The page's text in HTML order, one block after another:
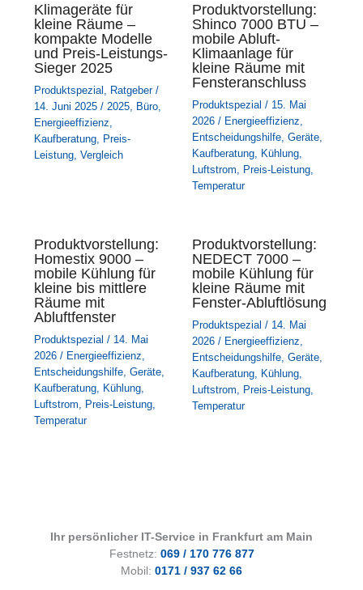
Klimageräte für
kleine Räume –
kompakte Modelle
und Preis-Leistungs-
Sieger 2025
Produktspezial , Ratgeber/
14. Juni 2025 / 2025, Büro,
Energieeffizienz,
Kaufberatung, Preis-
Leistung, Vergleich
Produktvorstellung:
Shinco 7000 BTU –
mobile Abluft-
Klimaanlage für
kleine Räume mit
Fensteranschluss
Produktspezial / 15. Mai
2026 / Energieeffizienz,
Entscheidungshilfe, Geräte,
Kaufberatung, Kühlung,
Luftstrom, Preis-Leistung,
Temperatur
Produktvorstellung:
Homestix 9000 –
mobile Kühlung für
kleine bis mittlere
Räume mit
Abluftfenster
Produktspezial / 14. Mai
2026 / Energieeffizienz
Entscheidungshilfe, Geräte,
Kaufberatung, Kühlung,
Luftstrom
Preis-Leistung,
Temperatur
Produktvorstellung:
NEDECT 7000 –
mobile Kühlung für
kleine Räume mit
Fenster-Abluftlösung
Produktspezial / 14. Mai
2026 / Energieeffizienz
Entscheidungshilfe, Geräte,
Kaufberatung, Kühlung,
Luftstrom
Preis-Leistung,
Temperatur
Ihr persönlicher IT-Service in Frankfurt am Main
Festnetz: 069 / 170 776 877
Mobil: 0171 / 937 62 66